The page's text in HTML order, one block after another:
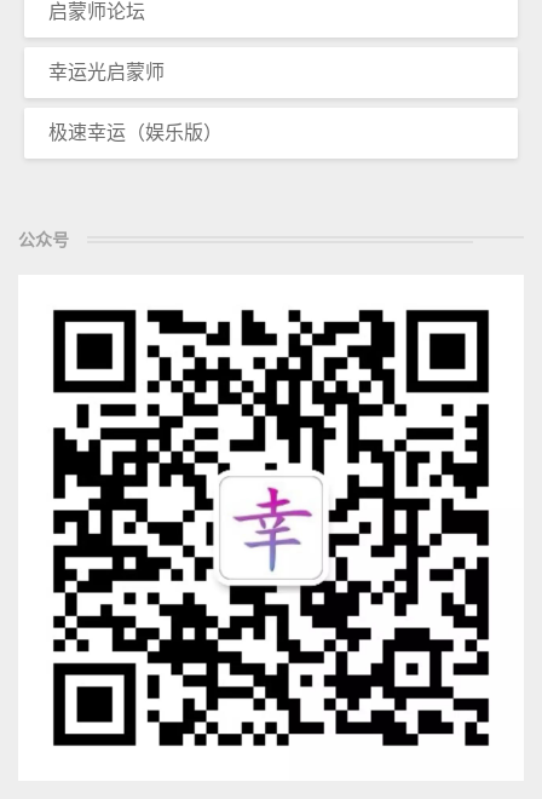
启蒙师论坛
幸运光启蒙师
极速幸运（娱乐版）
公众号